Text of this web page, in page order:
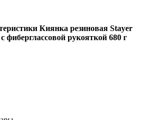
Киянка резиновая Stayer
фиберглассовой рукояткой 680 г